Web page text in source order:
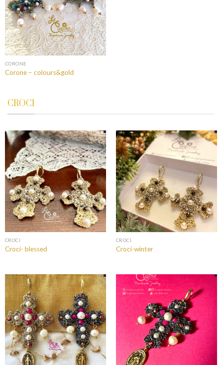
CORONE
Corone – colours&gold
CROCI
CROCI
Croci- blessed
CROCI
Croci-winter